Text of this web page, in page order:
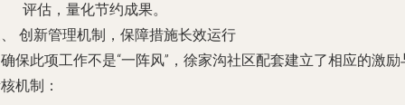
评估，量化节约成果。
创新管理机制，保障措施长效运行
保此项工作不是“一阵风”，徐家沟社区配套建立了相应的激励
机制：